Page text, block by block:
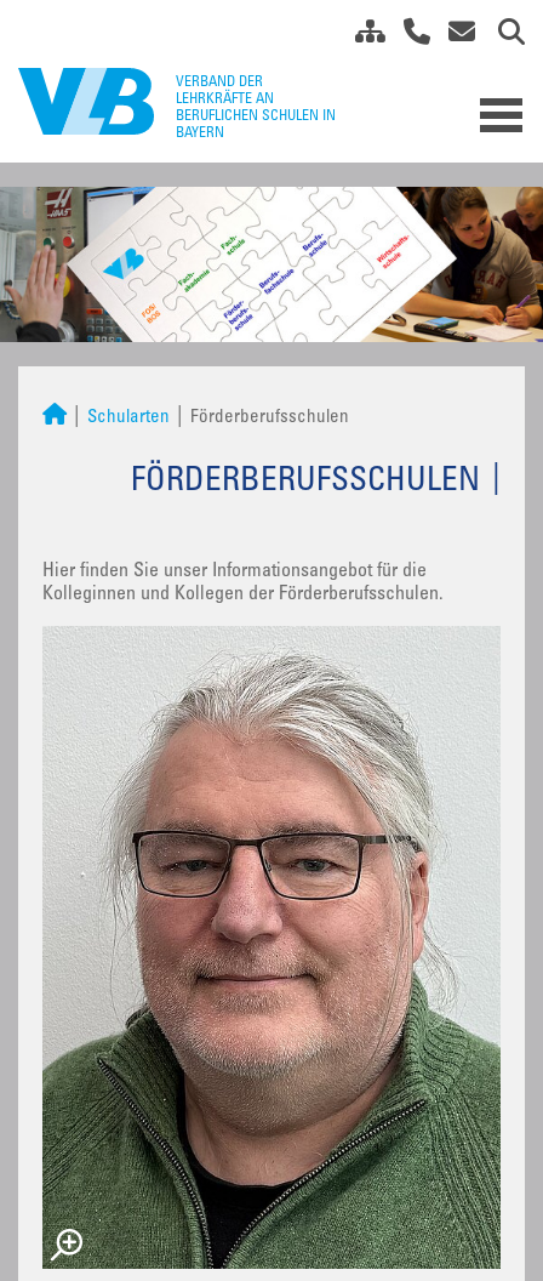
Schularten Förderberufsschulen
FÖRDERBERUFSSCHULEN
Hier finden Sie unser Informationsangebot für die
Kolleginnen und Kollegen der Förderberufsschulen.